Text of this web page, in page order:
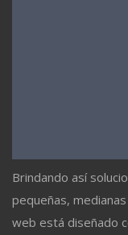
Brindando así
pequeñas,
web está diseñado